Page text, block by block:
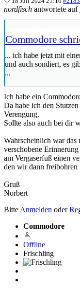
nordfisch antwortete auf
Commodore
... ich habe jetzt mit
und auch sondiert, es
...
Ich habe ein
Da habe ich den
Verengung.
Sollte also auch bei dir
Wahrscheinlich war das
verschobene
am Vergaserfuß einen
den wir dann freibohren
Gruß
Norbert
Bitte Anmelden oder
Commodore
Offline
Frischling